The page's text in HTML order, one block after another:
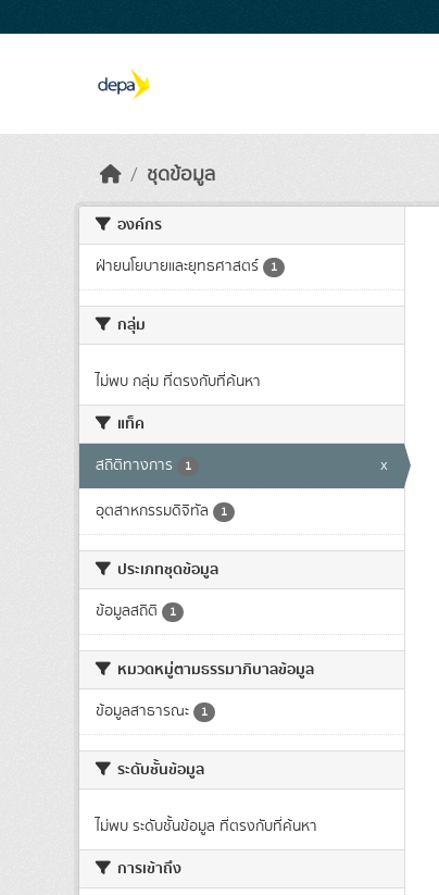
ชุดข้อมูล
องค์กร
ฝ่ายนโยบายและยุทธศาสตร์ 1
กลุ่ม
ไม่พบ กลุ่ม ที่ตรงกับที่ค้นหา
แท็ค
สถิติทางการ 1 x
อุตสาหกรรมดิจิทัล 1
ประเภทชุดข้อมูล
ข้อมูลสถิติ 1
หมวดหมู่ตามธรรมาภิบาลข้อมูล
ข้อมูลสาธารณะ 1
ระดับชั้นข้อมูล
ไม่พบ ระดับชั้นข้อมูล ที่ตรงกับที่ค้นหา
การเข้าถึง